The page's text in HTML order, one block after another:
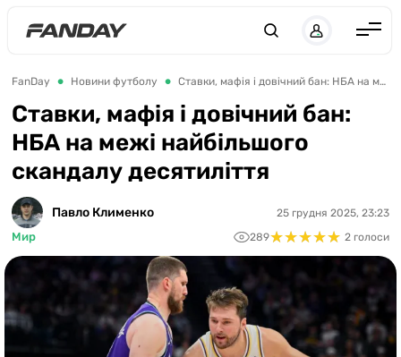
Англія
Іспанія
Німеччина
Італія
Франція
Україна
ЛЧ
ЛЕ
ЧЕ-2028
FanDay Новини футболу Ставки, мафія і довічний бан: НБА на межі найбільшого скандалу десятиліття
Ставки, мафія і довічний бан:
НБА на межі найбільшого
скандалу десятиліття
Павло Клименко
Мир
25 грудня 2025, 23:23
289★★★★★
★★★★★ 2 голоси